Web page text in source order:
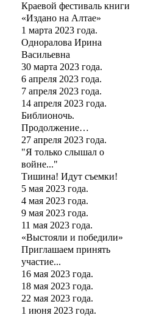
Краевой фестиваль книги
«Издано на Алтае»
1 марта 2023 года.
Одноралова Ирина
Васильевна
30 марта 2023 года.
6 апреля 2023 года.
7 апреля 2023 года.
14 апреля 2023 года.
Библионочь.
Продолжение…
27 апреля 2023 года.
"Я только слышал о
войне..."
Тишина! Идут съемки!
5 мая 2023 года.
4 мая 2023 года.
9 мая 2023 года.
11 мая 2023 года.
«Выстояли и победили»
Приглашаем принять
участие...
16 мая 2023 года.
18 мая 2023 года.
22 мая 2023 года.
1 июня 2023 года.